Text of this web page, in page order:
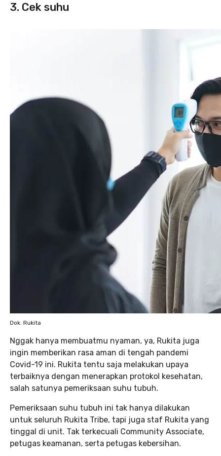
3. Cek suhu
Dok. Rukita
Nggak hanya membuatmu nyaman, ya, Rukita juga
ingin memberikan rasa aman di tengah pandemi
Covid-19 ini. Rukita tentu saja melakukan upaya
terbaiknya dengan menerapkan protokol kesehatan,
salah satunya pemeriksaan suhu tubuh.
Pemeriksaan suhu tubuh ini tak hanya dilakukan
untuk seluruh Rukita Tribe, tapi juga staf Rukita yang
tinggal di unit. Tak terkecuali Community Associate,
petugas keamanan, serta petugas kebersihan.